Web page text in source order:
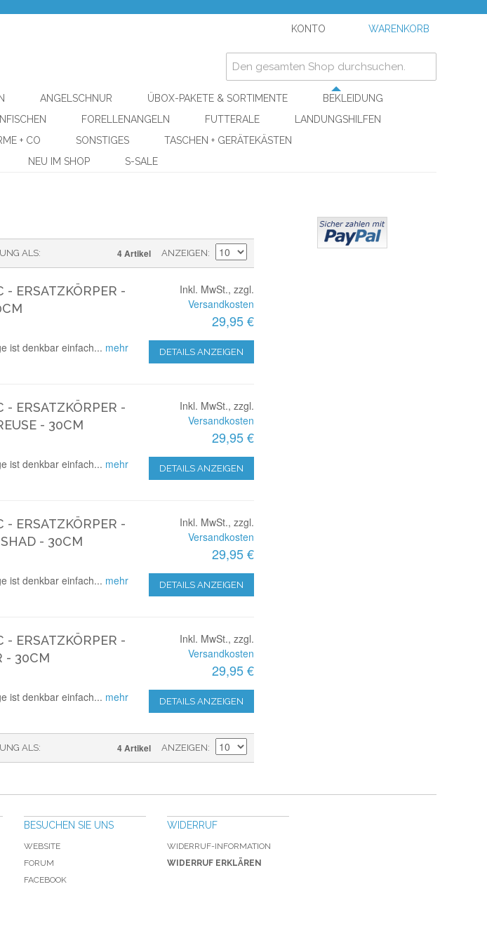
KONTO WARENKORB
ANGELSCHNUR ÜBOX-PAKETE & SORTIMENTE
BEKLEIDUNG
FORELLENANGELN FUTTERALE
LANDUNGSHILFEN
+ CO SONSTIGES
TASCHEN + GERÄTEKÄSTEN
NEU IM SHOP S-SALE
ALS 4 Artikel ANZEIGEN
- ERSATZKÖRPER -
Inkl. MwSt., zzgl.
Versandkosten
29,95 €
DETAILS ANZEIGEN
ist denkbar einfach... mehr
- ERSATZKÖRPER -
- 30CM
Inkl. MwSt., zzgl.
Versandkosten
29,95 €
DETAILS ANZEIGEN
ist denkbar einfach... mehr
- ERSATZKÖRPER -
- 30CM
Inkl. MwSt., zzgl.
Versandkosten
29,95 €
DETAILS ANZEIGEN
ist denkbar einfach... mehr
- ERSATZKÖRPER -
- 30CM
Inkl. MwSt., zzgl.
Versandkosten
29,95 €
DETAILS ANZEIGEN
ist denkbar einfach... mehr
ALS 4 Artikel ANZEIGEN
BESUCHEN SIE UNS
WEBSITE
FORUM
FACEBOOK
WIDERRUF
WIDERRUF-INFORMATION
WIDERRUF ERKLÄREN